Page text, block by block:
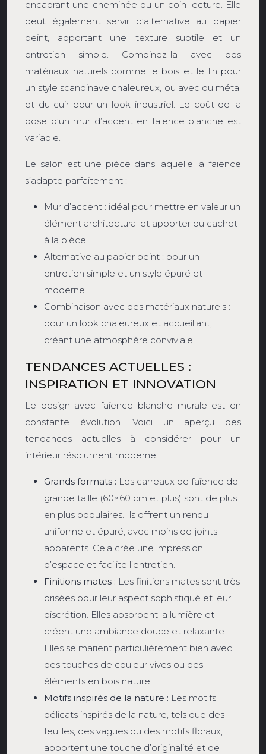
encadrant une cheminée ou un coin lecture. Elle
peut également servir d’alternative au papier
peint, apportant une texture subtile et un
entretien simple. Combinez-la avec des
matériaux naturels comme le bois et le lin pour
un style scandinave chaleureux, ou avec du métal
et du cuir pour un look industriel. Le coût de la
pose d’un mur d’accent en faïence blanche est
variable.
Le salon est une pièce dans laquelle la faïence
s’adapte parfaitement :
Mur d’accent : idéal pour mettre en valeur un
élément architectural et apporter du cachet
à la pièce.
Alternative au papier peint : pour un
entretien simple et un style épuré et
moderne.
Combinaison avec des matériaux naturels :
pour un look chaleureux et accueillant,
créant une atmosphère conviviale.
TENDANCES ACTUELLES :
INSPIRATION ET INNOVATION
Le design avec faïence blanche murale est en
constante évolution. Voici un aperçu des
tendances actuelles à considérer pour un
intérieur résolument moderne :
Grands formats : Les carreaux de faïence de
grande taille (60×60 cm et plus) sont de plus
en plus populaires. Ils offrent un rendu
uniforme et épuré, avec moins de joints
apparents. Cela crée une impression
d’espace et facilite l’entretien.
Finitions mates : Les finitions mates sont très
prisées pour leur aspect sophistiqué et leur
discrétion. Elles absorbent la lumière et
créent une ambiance douce et relaxante.
Elles se marient particulièrement bien avec
des touches de couleur vives ou des
éléments en bois naturel.
Motifs inspirés de la nature : Les motifs
délicats inspirés de la nature, tels que des
feuilles, des vagues ou des motifs floraux,
apportent une touche d’originalité et de